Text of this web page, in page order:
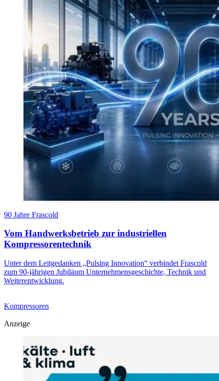
90 Jahre Frascold
Vom Handwerksbetrieb zur industriellen
Kompressorentechnik
Unter dem Leitgedanken „Pulsing Innovation“ verbindet Frascold
zum 90-jährigen Jubiläum Unternehmensgeschichte, Technik und
Weiterentwicklung.
Kompressoren
Anzeige